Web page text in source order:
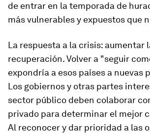
de entrar en la temporada de
más vulnerables y expuestos que
La respuesta a la crisis: aumentar
recuperación. Volver a "seguir
expondría a esos países a nuevas
Los gobiernos y otras partes
sector público deben colaborar
privado para determinar el mejor
Al reconocer y dar prioridad a las